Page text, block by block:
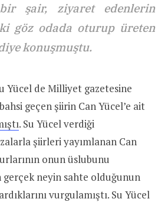
şair, ziyaret edenlerin
iki göz odada oturup üreten
konuşmuştu.
Yücel de Milliyet gazetesine
geçen şiirin Can Yücel’e ait
. Su Yücel verdiği
şiirleri yayımlanan Can
onun üslubunu
gerçek neyin sahte olduğunun
vurgulamıştı. Su Yücel